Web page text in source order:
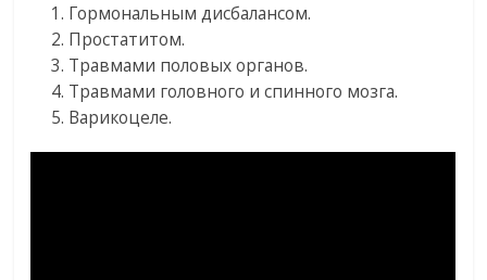
Гормональным дисбалансом.
Простатитом.
Травмами половых органов.
Травмами головного и спинного мозга.
Варикоцеле.